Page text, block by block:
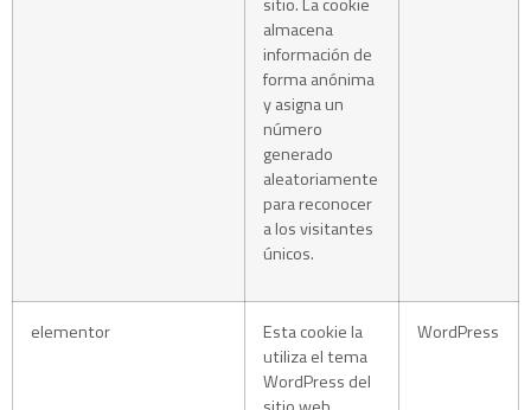
almacena
información de
forma anónima
y asigna un
número
generado
aleatoriamente
para reconocer
a los visitantes
únicos.
elementor
Esta cookie la
utiliza el tema
WordPress del
WordPress